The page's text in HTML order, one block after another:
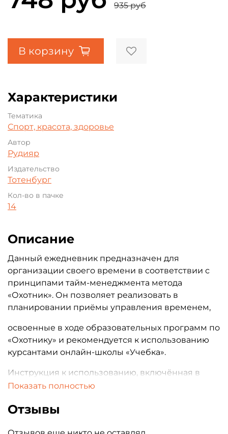
935 руб
В корзину
Характеристики
Тематика
Спорт, красота, здоровье
Автор
Рудияр
Издательство
Тотенбург
Кол-во в пачке
14
Описание
Данный ежедневник предназначен для
организации своего времени в соответствии с
принципами тайм-менеджмента метода
«Охотник». Он позволяет реализовать в
планировании приёмы управления временем,
освоенные в ходе образовательных программ по
«Охотнику» и рекомендуется к использованию
курсантами онлайн-школы «Учебка».
Инструкция к использованию, включённая в
структуру ежедневника, позволяет понять
методом «Охотник» не знаком, но желает
Показать полностью
Отзывы